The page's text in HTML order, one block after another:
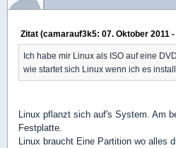
Zitat (camarauf3k5: 07. Oktober 2011
Ich habe mir Linux als ISO auf eine
wie startet sich Linux wenn ich es
Linux pflanzt sich auf's System. Am
Festplatte.
Linux braucht Eine Partition wo alles